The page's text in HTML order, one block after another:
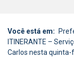
Você está em:
ITINERANTE –
Carlos nesta quinta-